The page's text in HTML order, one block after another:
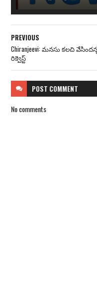
PREVIOUS
Chiranjeevi: మనసు కలచి
రిక్వెస్ట్
POST COMMENT
No comments